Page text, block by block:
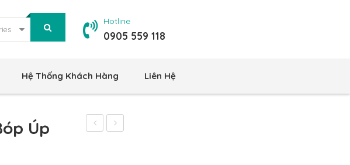
Hotline
0905 559 118
Hệ Thống Khách Hàng Liên Hệ
Úp